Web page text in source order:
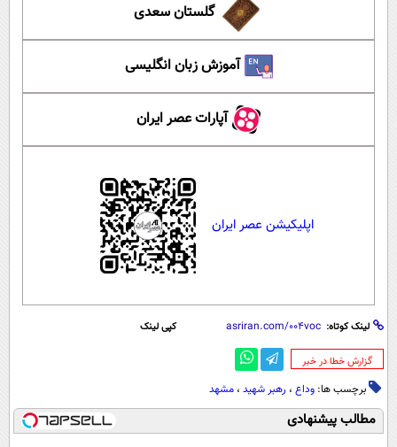
گلستان سعدی
آموزش زبان انگلیسی
آپارات عصر ایران
اپلیکیشن عصر ایران
لینک کوتاه: کپی لینک
‌گزارش خطا در خبر
برچسب ها: وداع ، رهبر شهید ، مشهد
مطالب پیشنهادی